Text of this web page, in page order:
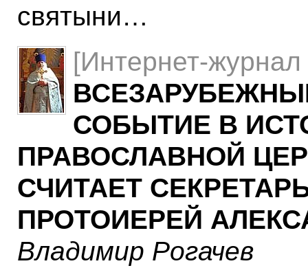
святыни…
[Интернет-
СОБЫТИЕ В
ПРАВОСЛАВНОЙ
СЧИТАЕТ
ПРОТОИЕРЕЙ
Владимир Рогачев